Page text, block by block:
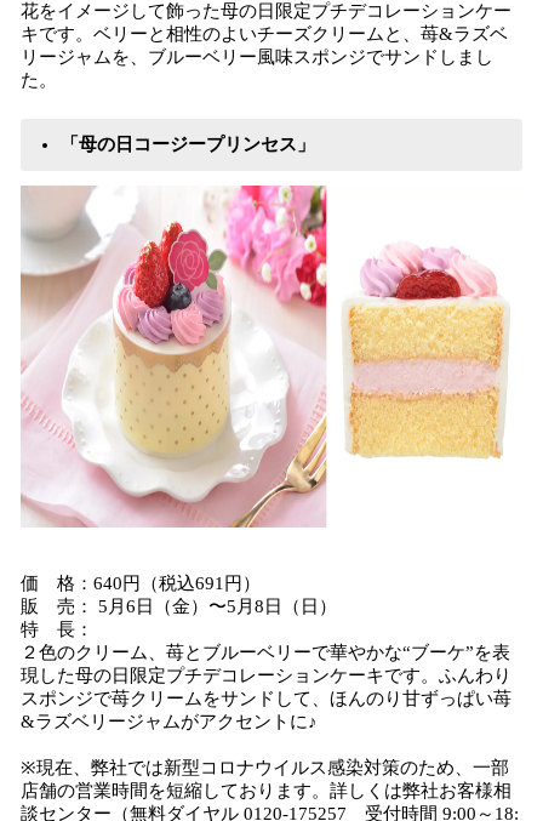
花をイメージして飾った母の日限定プチデコレーションケー
キです。ベリーと相性のよいチーズクリームと、苺&ラズベ
リージャムを、ブルーベリー風味スポンジでサンドしまし
た。
「母の日コージープリンセス」
価 格：640円（税込691円）
販 売： 5月6日（金）〜5月8日（日）
特 長：
２色のクリーム、苺とブルーベリーで華やかな“ブーケ”を表
現した母の日限定プチデコレーションケーキです。ふんわり
スポンジで苺クリームをサンドして、ほんのり甘ずっぱい苺
&ラズベリージャムがアクセントに♪
※現在、弊社では新型コロナウイルス感染対策のため、一部
店舗の営業時間を短縮しております。詳しくは弊社お客様相
談センター（無料ダイヤル 0120-175257 受付時間 9:00～18: